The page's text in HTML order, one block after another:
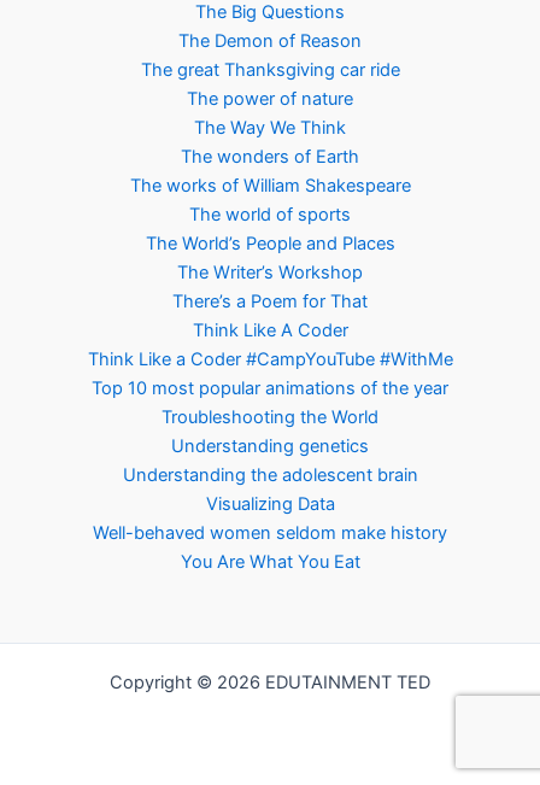
The Big Questions
The Demon of Reason
The great Thanksgiving car ride
The power of nature
The Way We Think
The wonders of Earth
The works of William Shakespeare
The world of sports
The World’s People and Places
The Writer’s Workshop
There’s a Poem for That
Think Like A Coder
Think Like a Coder #CampYouTube #WithMe
Top 10 most popular animations of the year
Troubleshooting the World
Understanding genetics
Understanding the adolescent brain
Visualizing Data
Well-behaved women seldom make history
You Are What You Eat
Copyright © 2026 EDUTAINMENT TED